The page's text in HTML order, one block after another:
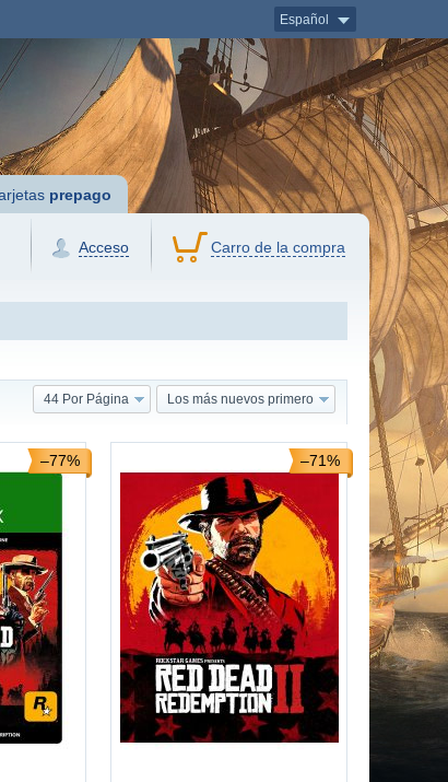
Español
prepago
Acceso Carro de la compra
Los más nuevos primero
44 Por Página
–77% –71%